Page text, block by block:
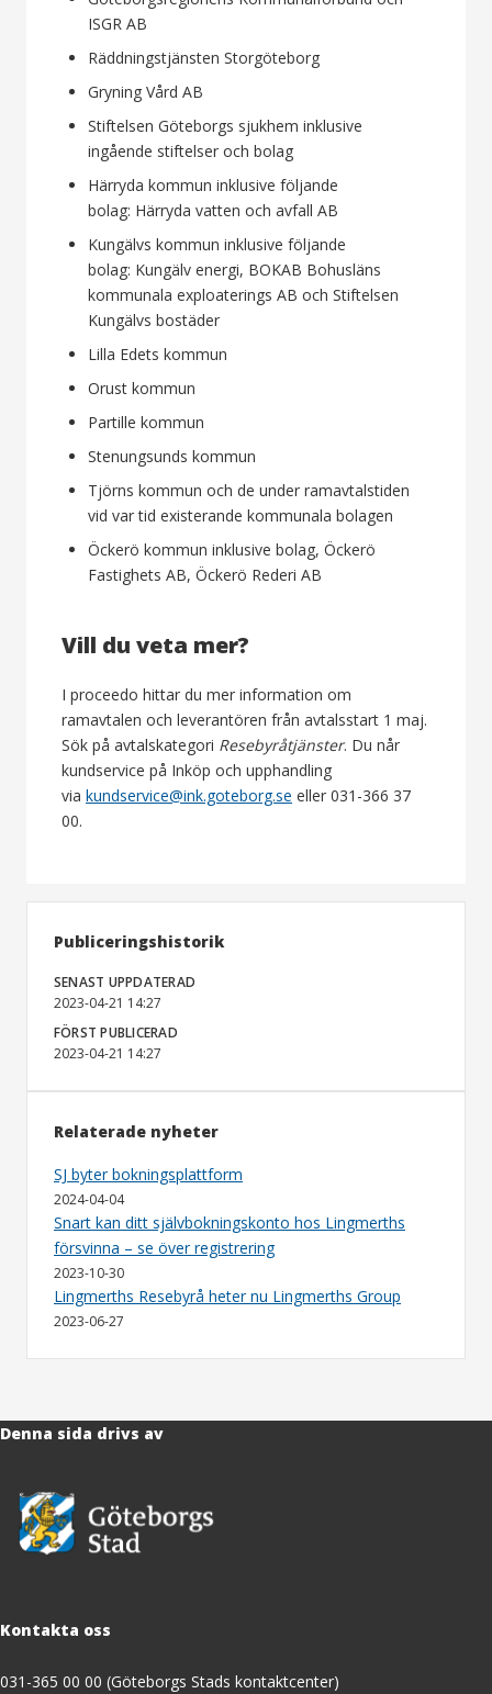
ISGR AB
Räddningstjänsten Storgöteborg
Gryning Vård AB
Stiftelsen Göteborgs sjukhem inklusive
ingående stiftelser och bolag
Härryda kommun inklusive följande
bolag: Härryda vatten och avfall AB
Kungälvs kommun inklusive följande
bolag: Kungälv energi, BOKAB Bohusläns
kommunala exploaterings AB och Stiftelsen
Kungälvs bostäder
Lilla Edets kommun
Orust kommun
Partille kommun
Stenungsunds kommun
Tjörns kommun och de under ramavtalstiden
vid var tid existerande kommunala bolagen
Öckerö kommun inklusive bolag, Öckerö
Fastighets AB, Öckerö Rederi AB
Vill du veta mer?
I proceedo hittar du mer information om
ramavtalen och leverantören från avtalsstart 1 maj.
Sök på avtalskategori Resebyråtjänster. Du når
kundservice på Inköp och upphandling
via kundservice@ink.goteborg.se eller 031-366 37
00.
Publiceringshistorik
SENAST UPPDATERAD
2023-04-21 14:27
FÖRST PUBLICERAD
2023-04-21 14:27
Relaterade nyheter
SJ byter bokningsplattform
2024-04-04
Snart kan ditt självbokningskonto hos Lingmerths
försvinna – se över registrering
2023-10-30
Lingmerths Resebyrå heter nu Lingmerths Group
2023-06-27
Denna sida drivs av
Kontakta oss
031-365 00 00 (Göteborgs Stads kontaktcenter)